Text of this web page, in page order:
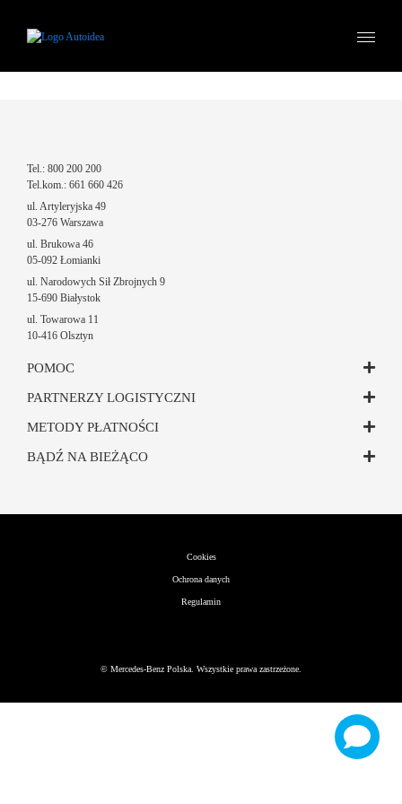
Tel.: 800 200 200
Tel.kom.: 661 660 426
ul. Artyleryjska 49
03-276 Warszawa
ul. Brukowa 46
05-092 Łomianki
ul. Narodowych Sił Zbrojnych 9
15-690 Białystok
ul. Towarowa 11
10-416 Olsztyn
POMOC
PARTNERZY LOGISTYCZNI
METODY PŁATNOŚCI
BĄDŹ NA BIEŻĄCO
Cookies
Ochrona danych
Regulamin
© Mercedes-Benz Polska. Wszystkie prawa zastrzeżone.